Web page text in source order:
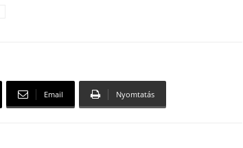
Email Nyomtatás